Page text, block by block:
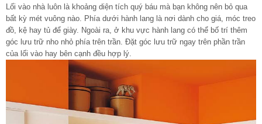
Lối vào nhà luôn là khoảng diện tích quý báu mà bạn không nên bỏ qua
bất kỳ mét vuông nào. Phía dưới hành lang là nơi dành cho giá, móc treo
đồ, kệ hay tủ để giày. Ngoài ra, ở khu vực hành lang có thể bố trí thêm
góc lưu trữ nho nhỏ phía trên trần. Đặt góc lưu trữ ngay trên phần trần
của lối vào hay bên cạnh đều hợp lý.